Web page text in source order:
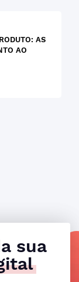
AS
AO
sua